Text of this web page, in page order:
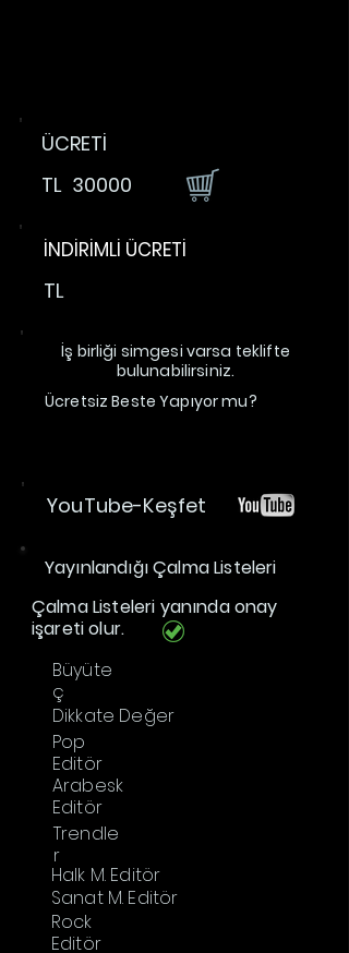
ÜCRETİ
TL 30000
İNDİRİMLİ ÜCRETİ
TL
İş birliği simgesi varsa teklifte
bulunabilirsiniz.
Ücretsiz Beste Yapıyor mu?
YouTube-Keşfet
Yayınlandığı Çalma Listeleri
Çalma Listeleri yanında onay
işareti olur.
Büyüte
ç
Dikkate Değer
Pop
Editör
Arabesk
Editör
Trendle
r
Halk M. Editör
Sanat M. Editör
Rock
Editör